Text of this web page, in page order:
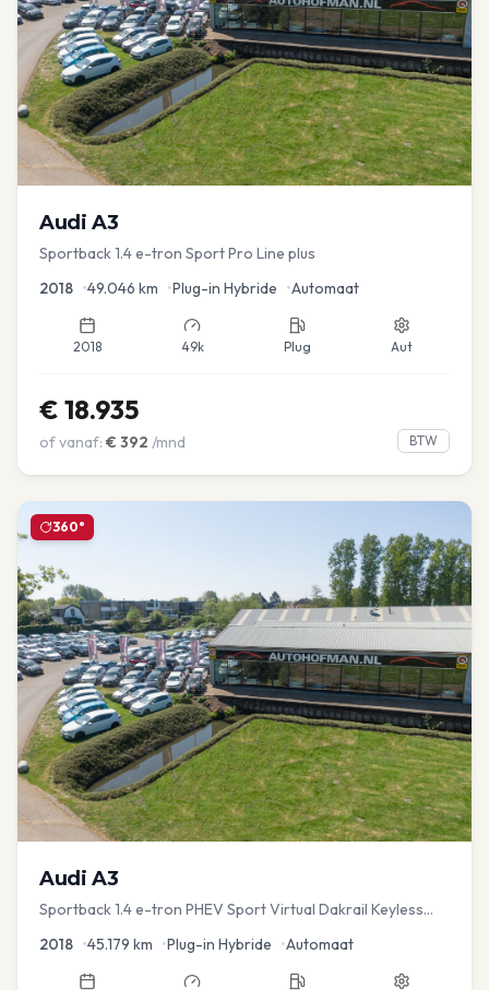
Audi A3
Sportback 1.4 e-tron Sport Pro Line plus
2018 •49.046 km •Plug-in Hybride •Automaat
2018 49k Plug Aut
€ 18.935
of vanaf: € 392 /mnd BTW
360°
Audi A3
Sportback 1.4 e-tron PHEV Sport Virtual Dakrail Keyless
2018 •45.179 km •Plug-in Hybride •Automaat